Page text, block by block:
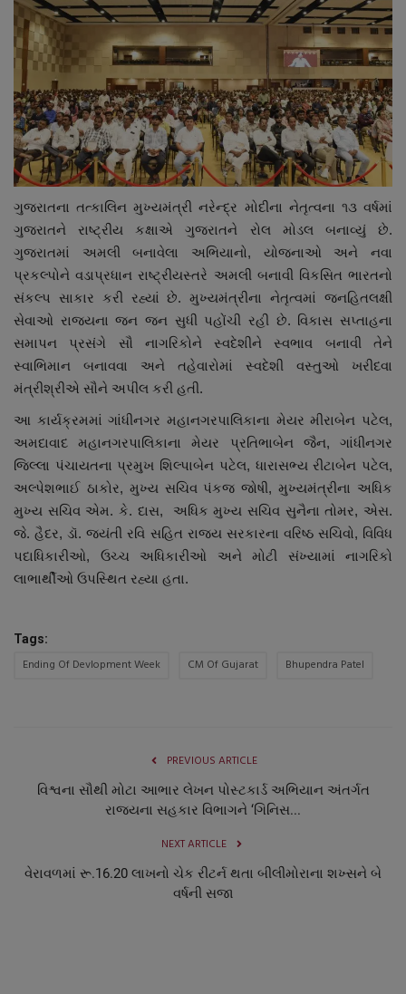
ગુજરાતના તત્કાલિન મુખ્યમંત્રી નરેન્દ્ર મોદીના નેતૃત્વના ૧૩ વર્ષમાં
ગુજરાતને રાષ્ટ્રીય કક્ષાએ ગુજરાતને રોલ મોડલ બનાવ્યું છે.
ગુજરાતમાં અમલી બનાવેલા અભિયાનો, યોજનાઓ અને નવા
પ્રકલ્પોને વડાપ્રધાન રાષ્ટ્રીયસ્તરે અમલી બનાવી વિકસિત ભારતનો
સંકલ્પ સાકાર કરી રહ્યાં છે. મુખ્યમંત્રીના નેતૃત્વમાં જનહિતલક્ષી
સેવાઓ રાજ્યના જન જન સુધી પહોંચી રહી છે. વિકાસ સપ્તાહના
સમાપન પ્રસંગે સૌ નાગરિકોને સ્વદેશીને સ્વભાવ બનાવી તેને
સ્વાભિમાન બનાવવા અને તહેવારોમાં સ્વદેશી વસ્તુઓ ખરીદવા
મંત્રીશ્રીએ સૌને અપીલ કરી હતી.
આ કાર્યક્રમમાં ગાંધીનગર મહાનગરપાલિકાના મેયર મીરાબેન પટેલ,
અમદાવાદ મહાનગરપાલિકાના મેયર પ્રતિભાબેન જૈન, ગાંધીનગર
જિલ્લા પંચાયતના પ્રમુખ શિલ્પાબેન પટેલ, ધારાસભ્ય રીટાબેન પટેલ,
અલ્પેશભાઈ ઠાકોર, મુખ્ય સચિવ પંકજ જોષી, મુખ્યમંત્રીના અધિક
મુખ્ય સચિવ એમ. કે. દાસ, અધિક મુખ્ય સચિવ સુનૈના તોમર, એસ.
જે. હૈદર, ડૉ. જયંતી રવિ સહિત રાજ્ય સરકારના વરિષ્ઠ સચિવો, વિવિધ
પદાધિકારીઓ, ઉચ્ચ અધિકારીઓ અને મોટી સંખ્યામાં નાગરિકો
લાભાર્થીઓ ઉપસ્થિત રહ્યા હતા.
Tags:
Ending Of Devlopment Week CM Of Gujarat Bhupendra Patel
PREVIOUS ARTICLE
વિશ્વના સૌથી મોટા આભાર લેખન પોસ્ટકાર્ડ અભિયાન અંતર્ગત
રાજ્યના સહકાર વિભાગને ‘ગિનિસ...
NEXT ARTICLE
વેરાવળમાં રૂ.16.20 લાખનો ચેક રીટર્ન થતા બીલીમોરાના શખ્સને બે
વર્ષની સજા